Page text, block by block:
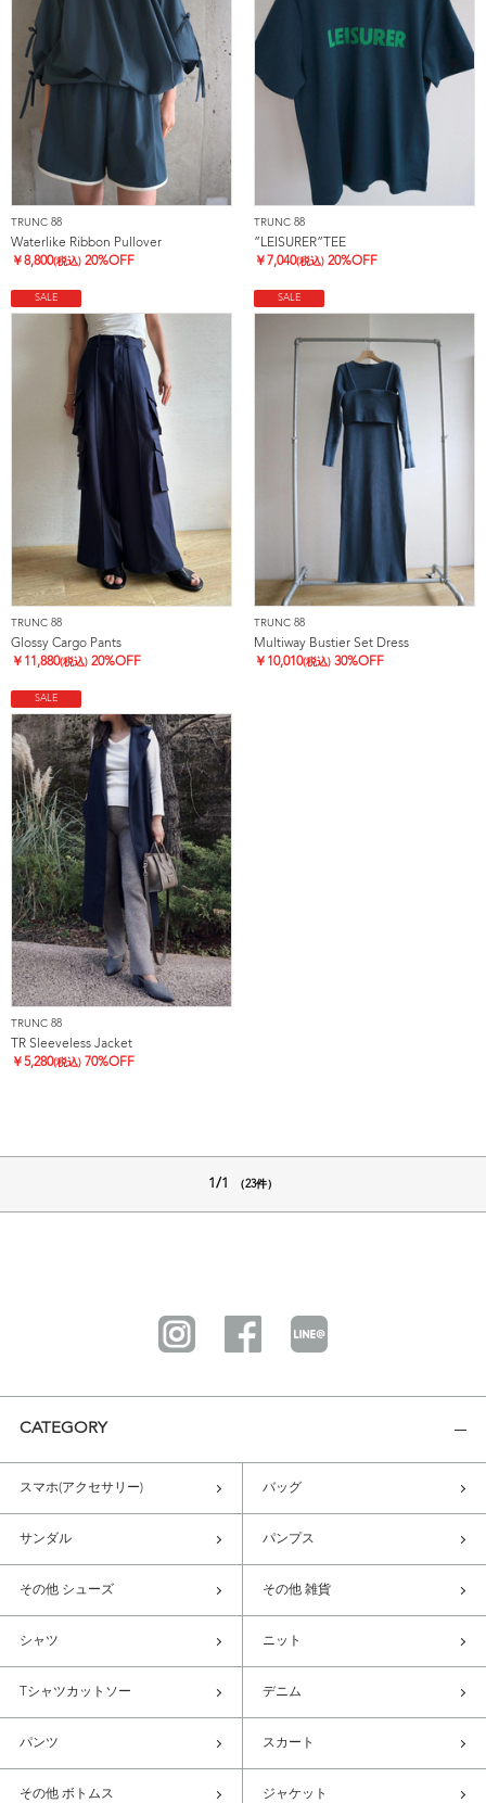
TRUNC 88
Waterlike Ribbon Pullover
￥8,800(税込) 20%OFF
TRUNC 88
”LEISURER”TEE
￥ 7,040(税込) 20%OFF
SALE
TRUNC 88
Glossy Cargo Pants
￥ 11,880(税込) 20%OFF
SALE
TRUNC 88
Multiway Bustier Set Dress
￥ 10,010(税込) 30%OFF
SALE
TRUNC 88
TR Sleeveless Jacket
￥5,280(税込) 70%OFF
1/1 （23件）
CATEGORY
スマホ(アクセサリー) バッグ
サンダル パンプス
その他 シューズ その他 雑貨
シャツ ニット
Tシャツカットソー デニム
パンツ スカート
その他 ボトムス ジャケット